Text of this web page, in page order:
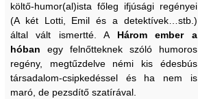
költő-humor(al)ista főleg ifjúsági regényei
(A két Lotti, Emil és a detektívek…stb.)
által vált ismertté. A Három ember a
hóban egy felnőtteknek szóló humoros
regény, megtűzdelve némi kis édesbús
társadalom-csipkedéssel és ha nem is
maró, de pezsdítő szatírával.